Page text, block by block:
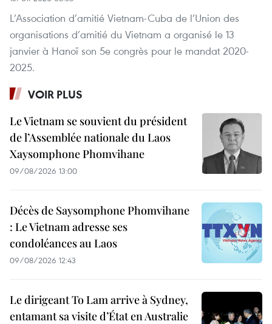
L’Association d’amitié Vietnam-Cuba de l’Union des
organisations d’amitié du Vietnam a organisé le 13
janvier à Hanoï son 5e congrès pour le mandat 2020-
2025.
VOIR PLUS
Le Vietnam se souvient du président
de l’Assemblée nationale du Laos
Xaysomphone Phomvihane
09/08/2026 13:00
Décès de Saysomphone Phomvihane
: Le Vietnam adresse ses
condoléances au Laos
09/08/2026 12:43
Le dirigeant To Lam arrive à Sydney,
entamant sa visite d’État en Australie